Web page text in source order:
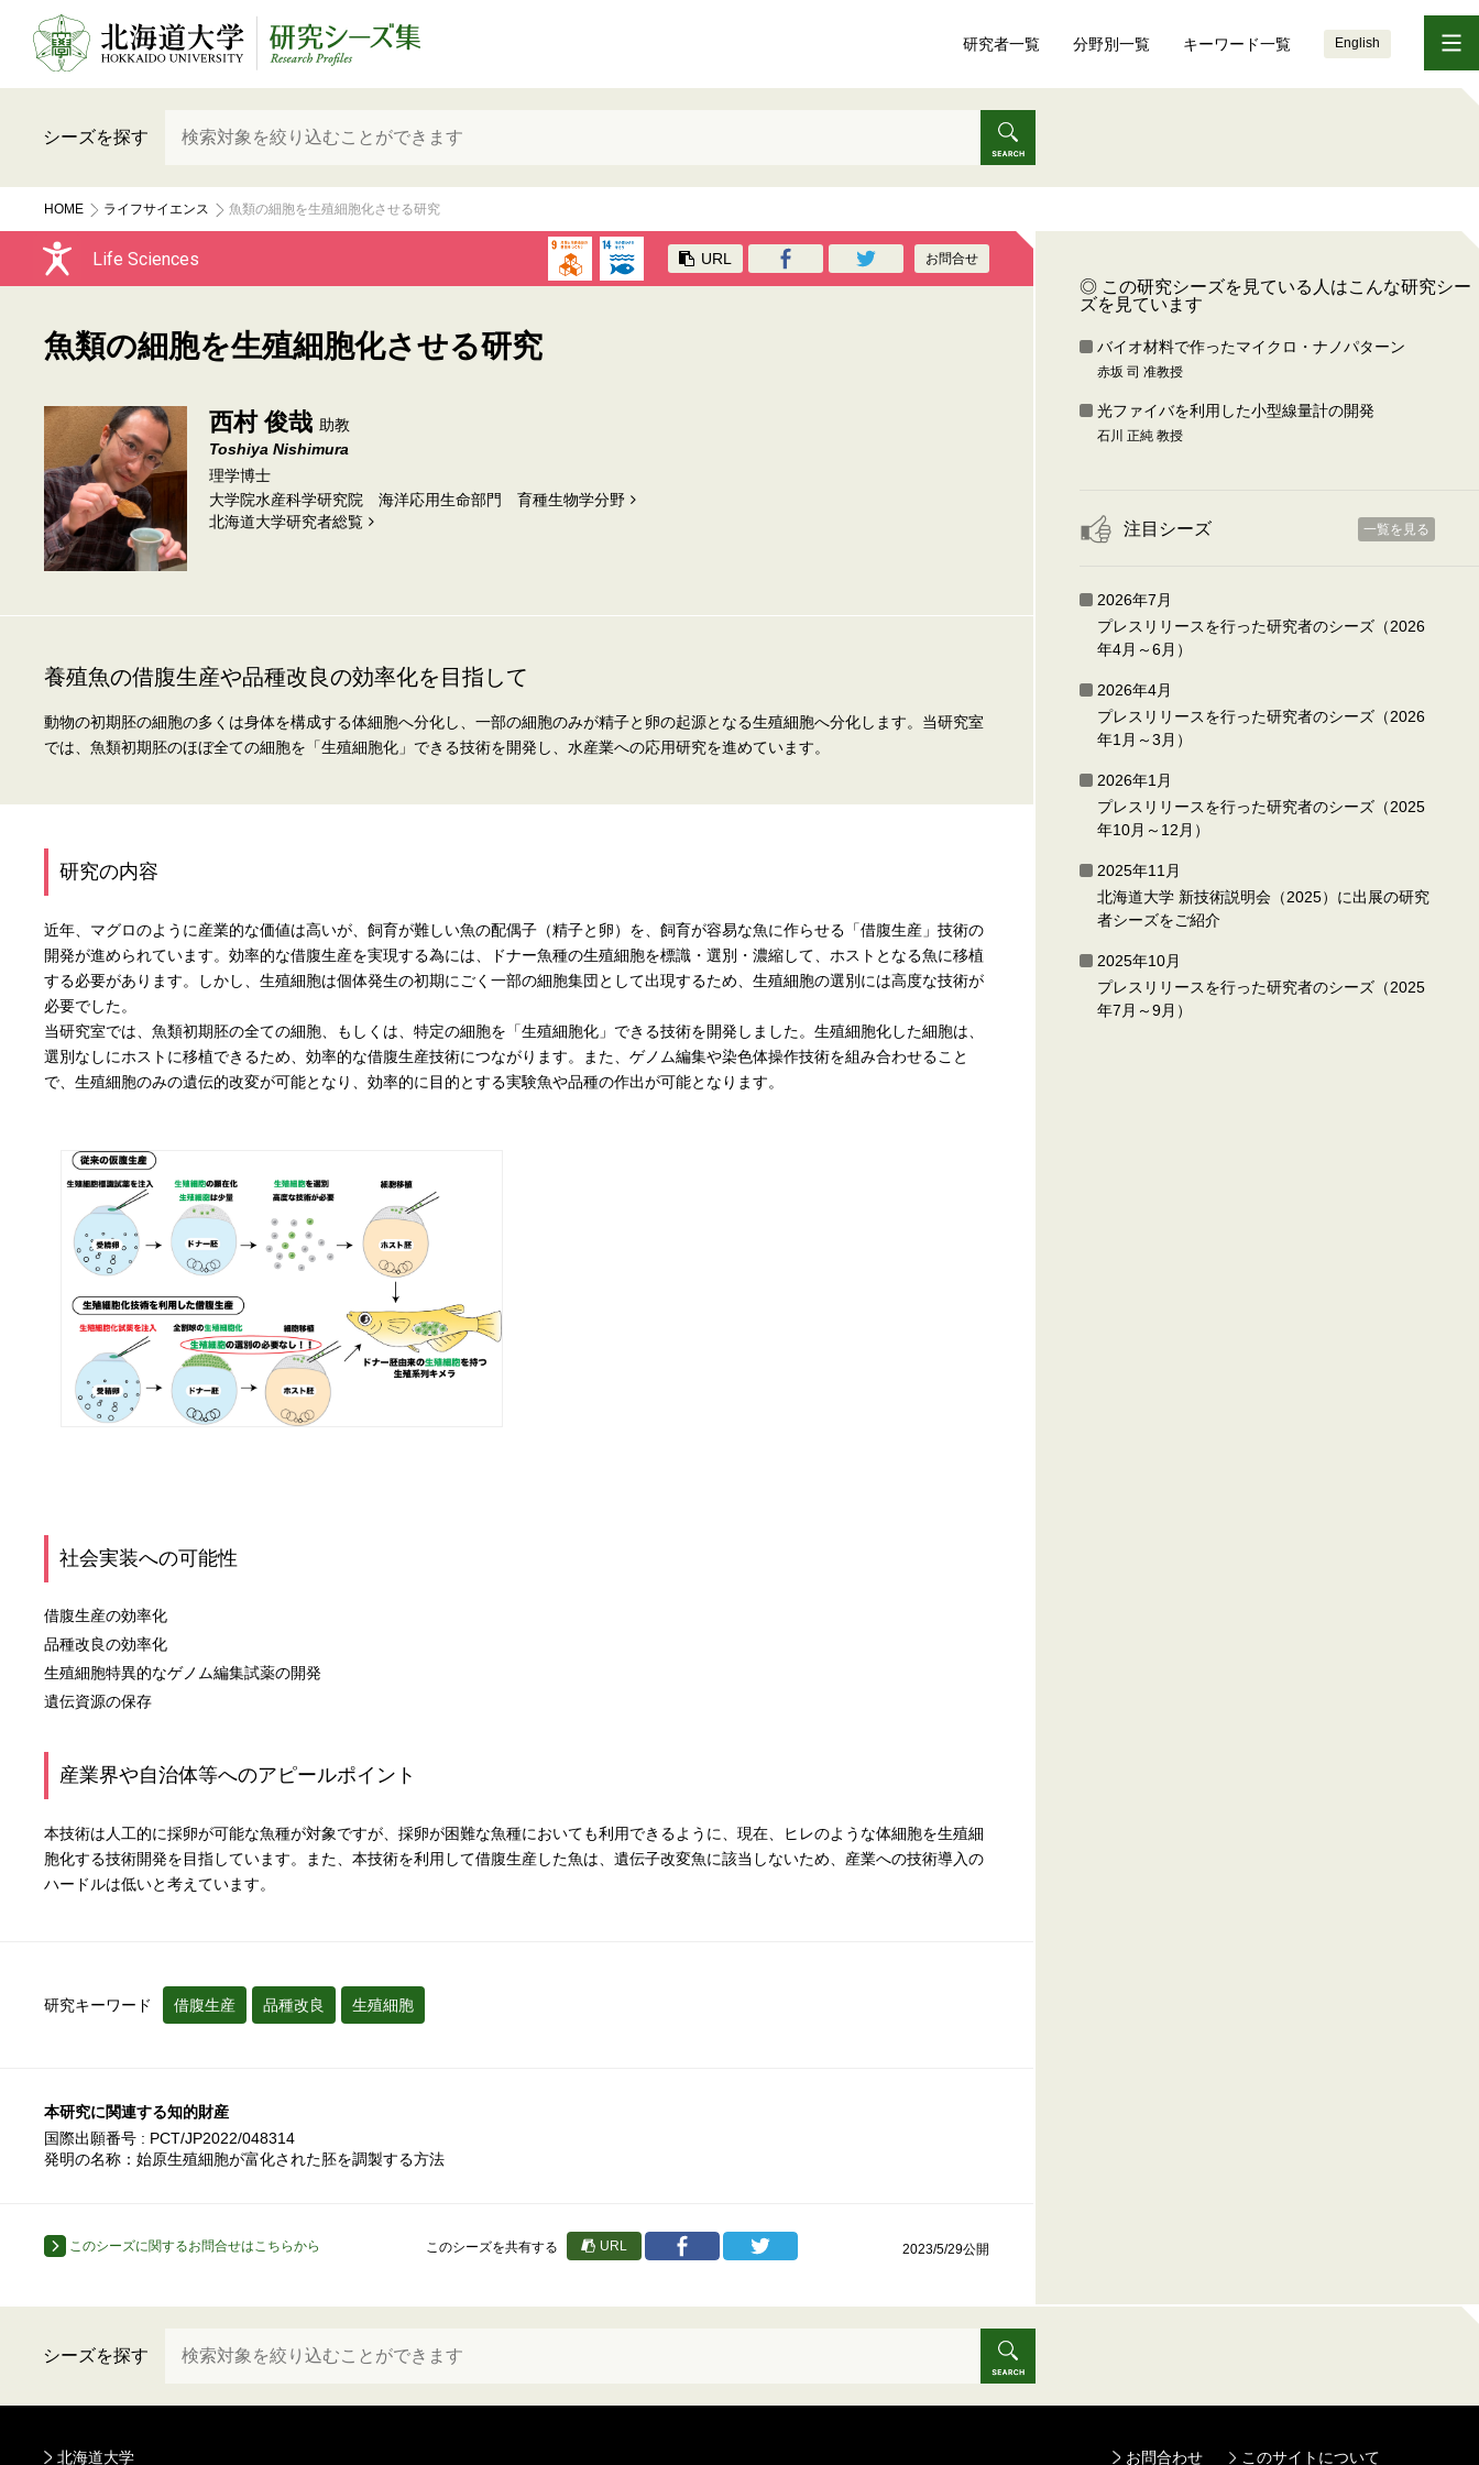
研究者一覧 分野別一覧 キーワード一覧 English
シーズを探す
HOME ライフサイエンス 魚類の細胞を生殖細胞化させる研究
Life Sciences URL お問合せ
魚類の細胞を生殖細胞化させる研究
西村 俊哉 助教
Toshiya Nishimura
理学博士
大学院水産科学研究院 海洋応用生命部門 育種生物学分野
北海道⼤学研究者総覧
養殖魚の借腹生産や品種改良の効率化を目指して
動物の初期胚の細胞の多くは身体を構成する体細胞へ分化し、一部の細胞のみが精子と卵の起源となる生殖細胞へ分化します。当研究室
では、魚類初期胚のほぼ全ての細胞を「生殖細胞化」できる技術を開発し、水産業への応用研究を進めています。
研究の内容
近年、マグロのように産業的な価値は高いが、飼育が難しい魚の配偶子（精子と卵）を、飼育が容易な魚に作らせる「借腹生産」技術の
開発が進められています。効率的な借腹生産を実現する為には、ドナー魚種の生殖細胞を標識・選別・濃縮して、ホストとなる魚に移植
する必要があります。しかし、生殖細胞は個体発生の初期にごく一部の細胞集団として出現するため、生殖細胞の選別には高度な技術が
必要でした。
当研究室では、魚類初期胚の全ての細胞、もしくは、特定の細胞を「生殖細胞化」できる技術を開発しました。生殖細胞化した細胞は、
選別なしにホストに移植できるため、効率的な借腹生産技術につながります。また、ゲノム編集や染色体操作技術を組み合わせること
で、生殖細胞のみの遺伝的改変が可能となり、効率的に目的とする実験魚や品種の作出が可能となります。
社会実装への可能性
借腹生産の効率化
品種改良の効率化
生殖細胞特異的なゲノム編集試薬の開発
遺伝資源の保存
産業界や自治体等へのアピールポイント
本技術は人工的に採卵が可能な魚種が対象ですが、採卵が困難な魚種においても利用できるように、現在、ヒレのような体細胞を生殖細
胞化する技術開発を目指しています。また、本技術を利用して借腹生産した魚は、遺伝子改変魚に該当しないため、産業への技術導入の
ハードルは低いと考えています。
研究キーワード 借腹生産 品種改良 生殖細胞
本研究に関連する知的財産
国際出願番号 : PCT/JP2022/048314
発明の名称：始原生殖細胞が富化された胚を調製する方法
このシーズに関するお問合せはこちらから このシーズを共有する URL 2023/5/29公開
◎ この研究シーズを見ている人はこんな研究シー
ズを見ています
バイオ材料で作ったマイクロ・ナノパターン
赤坂 司 准教授
光ファイバを利用した小型線量計の開発
石川 正純 教授
注目シーズ 一覧を見る
2026年7月
プレスリリースを行った研究者のシーズ（2026
年4月～6月）
2026年4月
プレスリリースを行った研究者のシーズ（2026
年1月～3月）
2026年1月
プレスリリースを行った研究者のシーズ（2025
年10月～12月）
2025年11月
北海道大学 新技術説明会（2025）に出展の研究
者シーズをご紹介
2025年10月
プレスリリースを行った研究者のシーズ（2025
年7月～9月）
シーズを探す
北海道大学 お問合わせ このサイトについて